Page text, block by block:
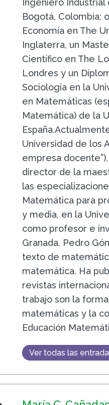
Bogotá, Colombia;
Economía en The
Inglaterra, un
Científico en The
Londres y un
Sociología en la
en Matemáticas
Matemática) de la
Universidad de los
empresa
director de la
las
Matemática para
y media, en la
como profesor e
Granada. Pedro
texto de
matemática. Ha
revistas
trabajo son la
matemáticas y la
Educación
Ver todas las